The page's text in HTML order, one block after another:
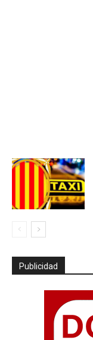
Publicidad